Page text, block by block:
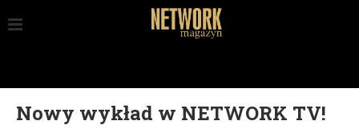
Nowy wykład w NETWORK TV!